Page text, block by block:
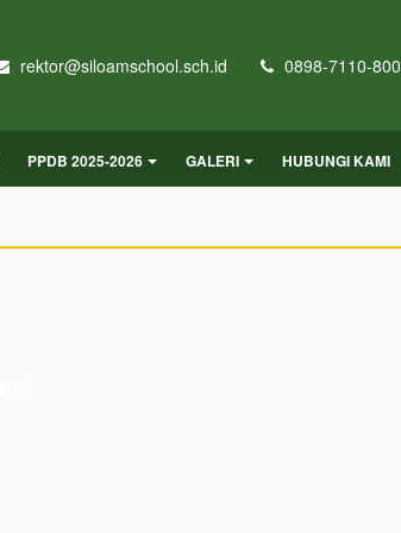
rektor@siloamschool.sch.id 0898-7110-800
PPDB 2025-2026 GALERI HUBUNGI KAMI